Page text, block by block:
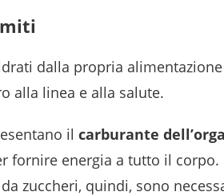
dalla propria
alla linea e alla salute.
il carburante
fornire energia a tutto il corpo.
zuccheri, quindi, sono